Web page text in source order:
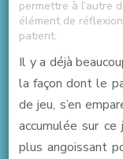
permettre à l’autre
élément de
patient.
Il y a déjà
la façon dont le
de jeu, s’en
accumulée sur
plus angoissant